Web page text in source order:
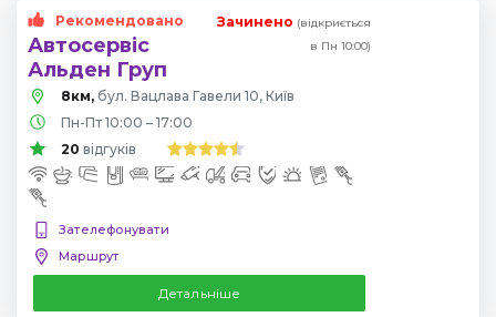
Рекомендовано
Автосервіс
Альден Груп
Зачинено (відкриється
в Пн 10:00)
8км, бул. Вацлава Гавели 10, Київ
Пн-Пт 10:00 – 17:00
20 відгуків
Зателефонувати
Маршрут
Детальніше